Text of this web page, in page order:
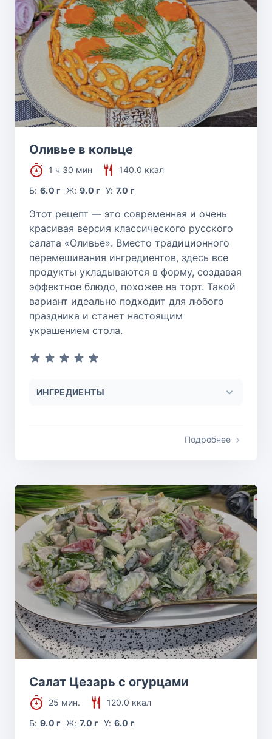
Оливье в кольце
1 ч 30 мин
140.0 ккал
Б:6.0 г Ж: 9.0 г У: 7.0 г
Этот рецепт — это современная и очень
красивая версия классического русского
салата «Оливье». Вместо традиционного
перемешивания ингредиентов, здесь все
продукты укладываются в форму, создавая
эффектное блюдо, похожее на торт. Такой
вариант идеально подходит для любого
праздника и станет настоящим
украшением стола.
ИНГРЕДИЕНТЫ
Подробнее
Салат Цезарь с огурцами
25 мин.
120.0 ккал
Б:9.0 г Ж: 7.0 г У: 6.0 г